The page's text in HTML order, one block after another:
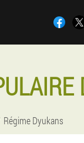
Régime Dyukans